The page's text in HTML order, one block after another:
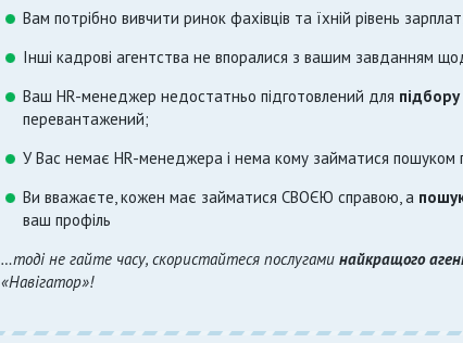
Вам потрібно вивчити ринок фахівців та їхній рівень
Інші кадрові агентства не впоралися з вашим завданням
Ваш HR-менеджер недостатньо підготовлений для
перевантажений;
У Вас немає HR-менеджера і нема кому займатися пошуком
Ви вважаєте, кожен має займатися СВОЄЮ справою, а
ваш профіль
…тоді не гайте часу, скористайтеся послугами найкращого
«Навігатор»!